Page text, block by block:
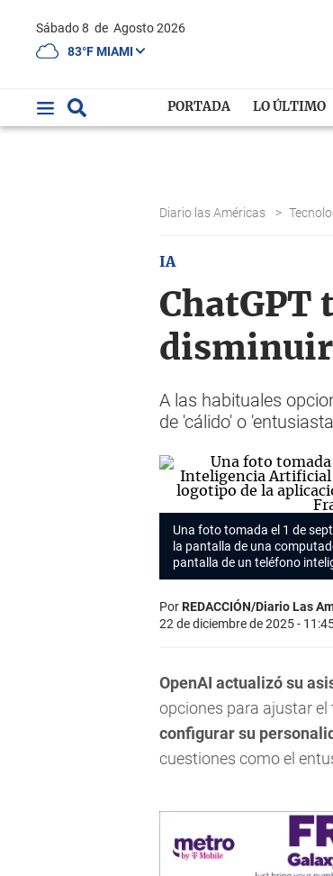
Sábado 8 de Agosto 2026
83°F MIAMI
PORTADA LO ÚLTIMO
Diario las Américas >
IA
ChatGPT
disminuir
A las habituales
de 'cálido' o
Una foto tomada el 1 de
la pantalla de una
pantalla de un teléfono
PorREDACCIÓN/Diario Las
22 de diciembre de 2025 -
OpenAI actualizó su
opciones para ajustar el
configurar su
cuestiones como el